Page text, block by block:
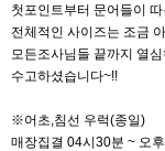
첫포인트부터 문어들이
전체적인 사이즈는 조금
모든조사님들 끝까지 열
수고하셨습니다~!!
※어초,침선 우럭(종일)
매장집결 04시30분 ~ 오